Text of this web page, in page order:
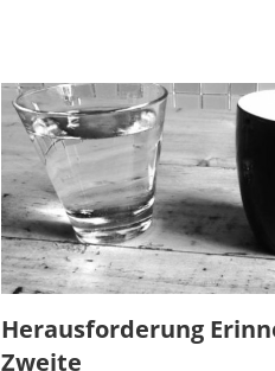
Herausforderung
Zweite